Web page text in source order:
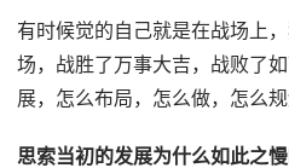
有时候觉的自己就是在战场上
场，战胜了万事大吉，战败了
展，怎么布局，怎么做，怎么规
思索当初的发展为什么如此之